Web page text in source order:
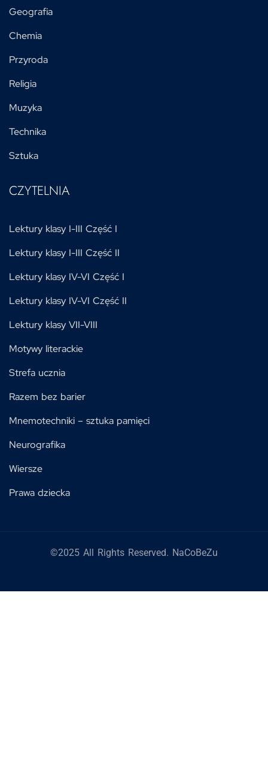
Geografia
Chemia
Przyroda
Religia
Muzyka
Technika
Sztuka
CZYTELNIA
Lektury klasy I-III Część I
Lektury klasy I-III Część II
Lektury klasy IV-VI Część I
Lektury klasy IV-VI Część II
Lektury klasy VII-VIII
Motywy literackie
Strefa ucznia
Razem bez barier
Mnemotechniki – sztuka pamięci
Neurografika
Wiersze
Prawa dziecka
©2025 All Rights Reserved. NaCoBeZu